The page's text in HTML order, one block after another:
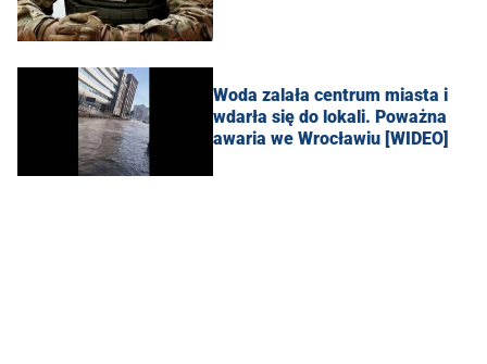
Woda zalała centrum miasta i
wdarła się do lokali. Poważna
awaria we Wrocławiu [WIDEO]